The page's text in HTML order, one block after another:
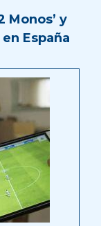
Monos’ y
España